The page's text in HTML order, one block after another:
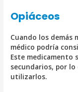
Opiáceos
Cuando los demás
médico podría
Este medicamento
secundarios, por
utilizarlos.